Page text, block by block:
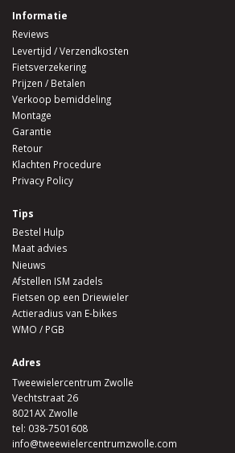
Informatie
Reviews
Levertijd / Verzendkosten
Fietsverzekering
Prijzen / Betalen
Verkoop bemiddeling
Montage
Garantie
Retour
Klachten Procedure
Privacy Policy
Tips
Bestel Hulp
Maat advies
Nieuws
Afstellen ISM zadels
Fietsen op een Driewieler
Actieradius van E-bikes
WMO / PGB
Adres
Tweewielercentrum Zwolle
Vechtstraat 26
8021AX Zwolle
tel: 038-7501608
info@tweewielercentrumzwolle.com